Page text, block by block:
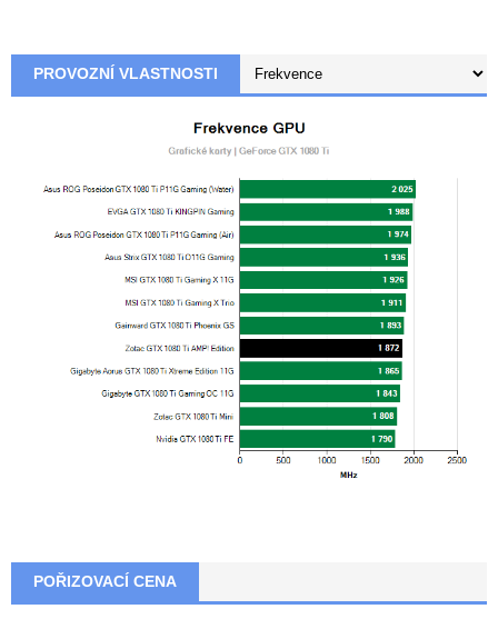
PROVOZNÍ VLASTNOSTI
POŘIZOVACÍ CENA